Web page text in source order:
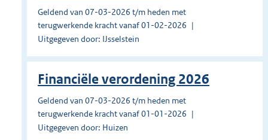
Geldend van 07-03-2026 t/m heden met
terugwerkende kracht vanaf 01-02-2026
Uitgegeven door: IJsselstein
Financiële verordening 2026
Geldend van 07-03-2026 t/m heden met
terugwerkende kracht vanaf 01-01-2026
Uitgegeven door: Huizen